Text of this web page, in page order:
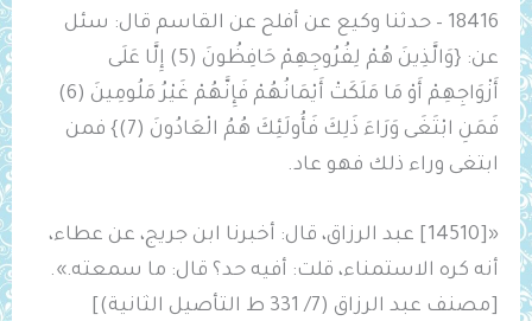
18416 – حدثنا وكيع عن أفلح عن القاسم قال: سئل
عن: {وَالَّذِينَ هُمْ لِفُرُوجِهِمْ حَافِظُونَ (5) إِلَّا عَلَى
أَزْوَاجِهِمْ أَوْ مَا مَلَكَتْ أَيْمَانُهُمْ فَإِنَّهُمْ غَيْرُ مَلُومِينَ (6)
فَمَنِ ابْتَغَى وَرَاءَ ذَلِكَ فَأُولَئِكَ هُمُ الْعَادُونَ (7)} فمن
ابتغى وراء ذلك فهو عاد.
«[14510] عبد الرزاق، قال: أخبرنا ابن جريج، عن عطاء،
أنه كره الاستمناء، قلت: أفيه حد؟ قال: ما سمعته.».
[مصنف عبد الرزاق (7/ 331 ط التأصيل الثانية)]